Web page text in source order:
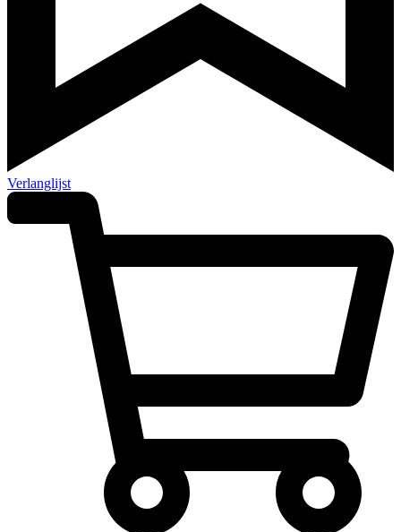
Verlanglijst